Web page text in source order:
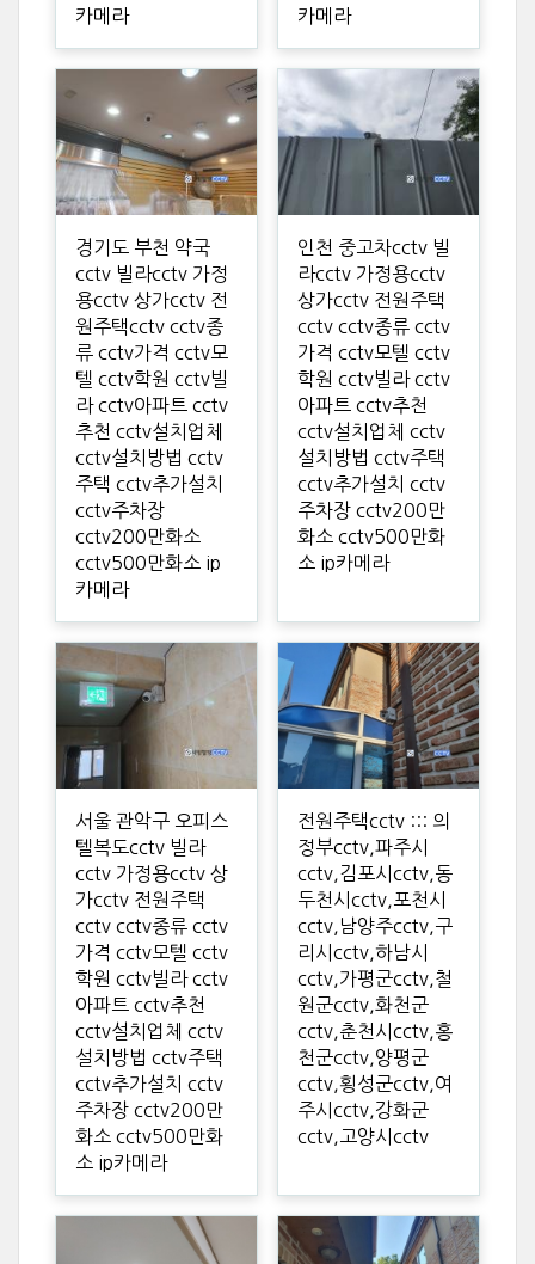
카메라
카메라
경기도 부천 약국
cctv 빌라cctv 가정
용cctv 상가cctv 전
원주택cctv cctv종
류 cctv가격 cctv모
텔 cctv학원 cctv빌
라 cctv아파트 cctv
추천 cctv설치업체
cctv설치방법 cctv
주택 cctv추가설치
cctv주차장
cctv200만화소
cctv500만화소 ip
카메라
인천 중고차cctv 빌
라cctv 가정용cctv
상가cctv 전원주택
cctv cctv종류 cctv
가격 cctv모텔 cctv
학원 cctv빌라 cctv
아파트 cctv추천
cctv설치업체 cctv
설치방법 cctv주택
cctv추가설치 cctv
주차장 cctv200만
화소 cctv500만화
소 ip카메라
서울 관악구 오피스
텔복도cctv 빌라
cctv 가정용cctv 상
가cctv 전원주택
cctv cctv종류 cctv
가격 cctv모텔 cctv
학원 cctv빌라 cctv
아파트 cctv추천
cctv설치업체 cctv
설치방법 cctv주택
cctv추가설치 cctv
주차장 cctv200만
화소 cctv500만화
소 ip카메라
전원주택cctv ::: 의
정부cctv,파주시
cctv,김포시cctv,동
두천시cctv,포천시
cctv,남양주cctv,구
리시cctv,하남시
cctv,가평군cctv,철
원군cctv,화천군
cctv,춘천시cctv,홍
천군cctv,양평군
cctv,횡성군cctv,여
주시cctv,강화군
cctv,고양시cctv